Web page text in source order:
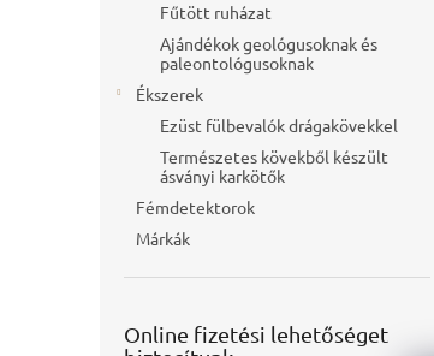
Fűtött ruházat
Ajándékok geológusoknak és
paleontológusoknak
Ékszerek
Ezüst fülbevalók drágakövekkel
Természetes kövekből készült
ásványi karkötők
Fémdetektorok
Márkák
Online fizetési lehetőséget